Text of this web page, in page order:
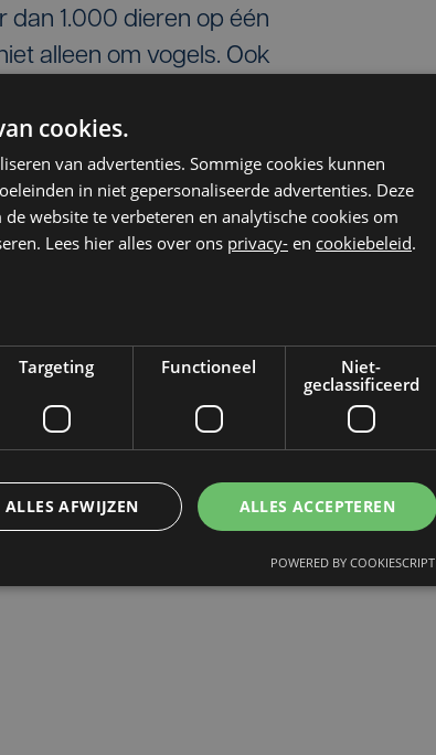
dan 1.000 dieren op één
alleen om vogels. Ook
konijnen en zelfs
maken ze geen
sterk te worden. Meeuwen
zijn ze erg kwetsbaar.
hebben intensieve
te voederen.
cookies.
van advertenties. Sommige cookies kunnen
in niet gepersonaliseerde advertenties. Deze
website te verbeteren en analytische cookies om
Lees hier alles over ons privacy- en cookiebeleid.
Targeting Functioneel
Niet-
geclassificeerd
ALLES ACCEPTEREN
ALLES AFWIJZEN
POWERED BY COOKIESCRIPT